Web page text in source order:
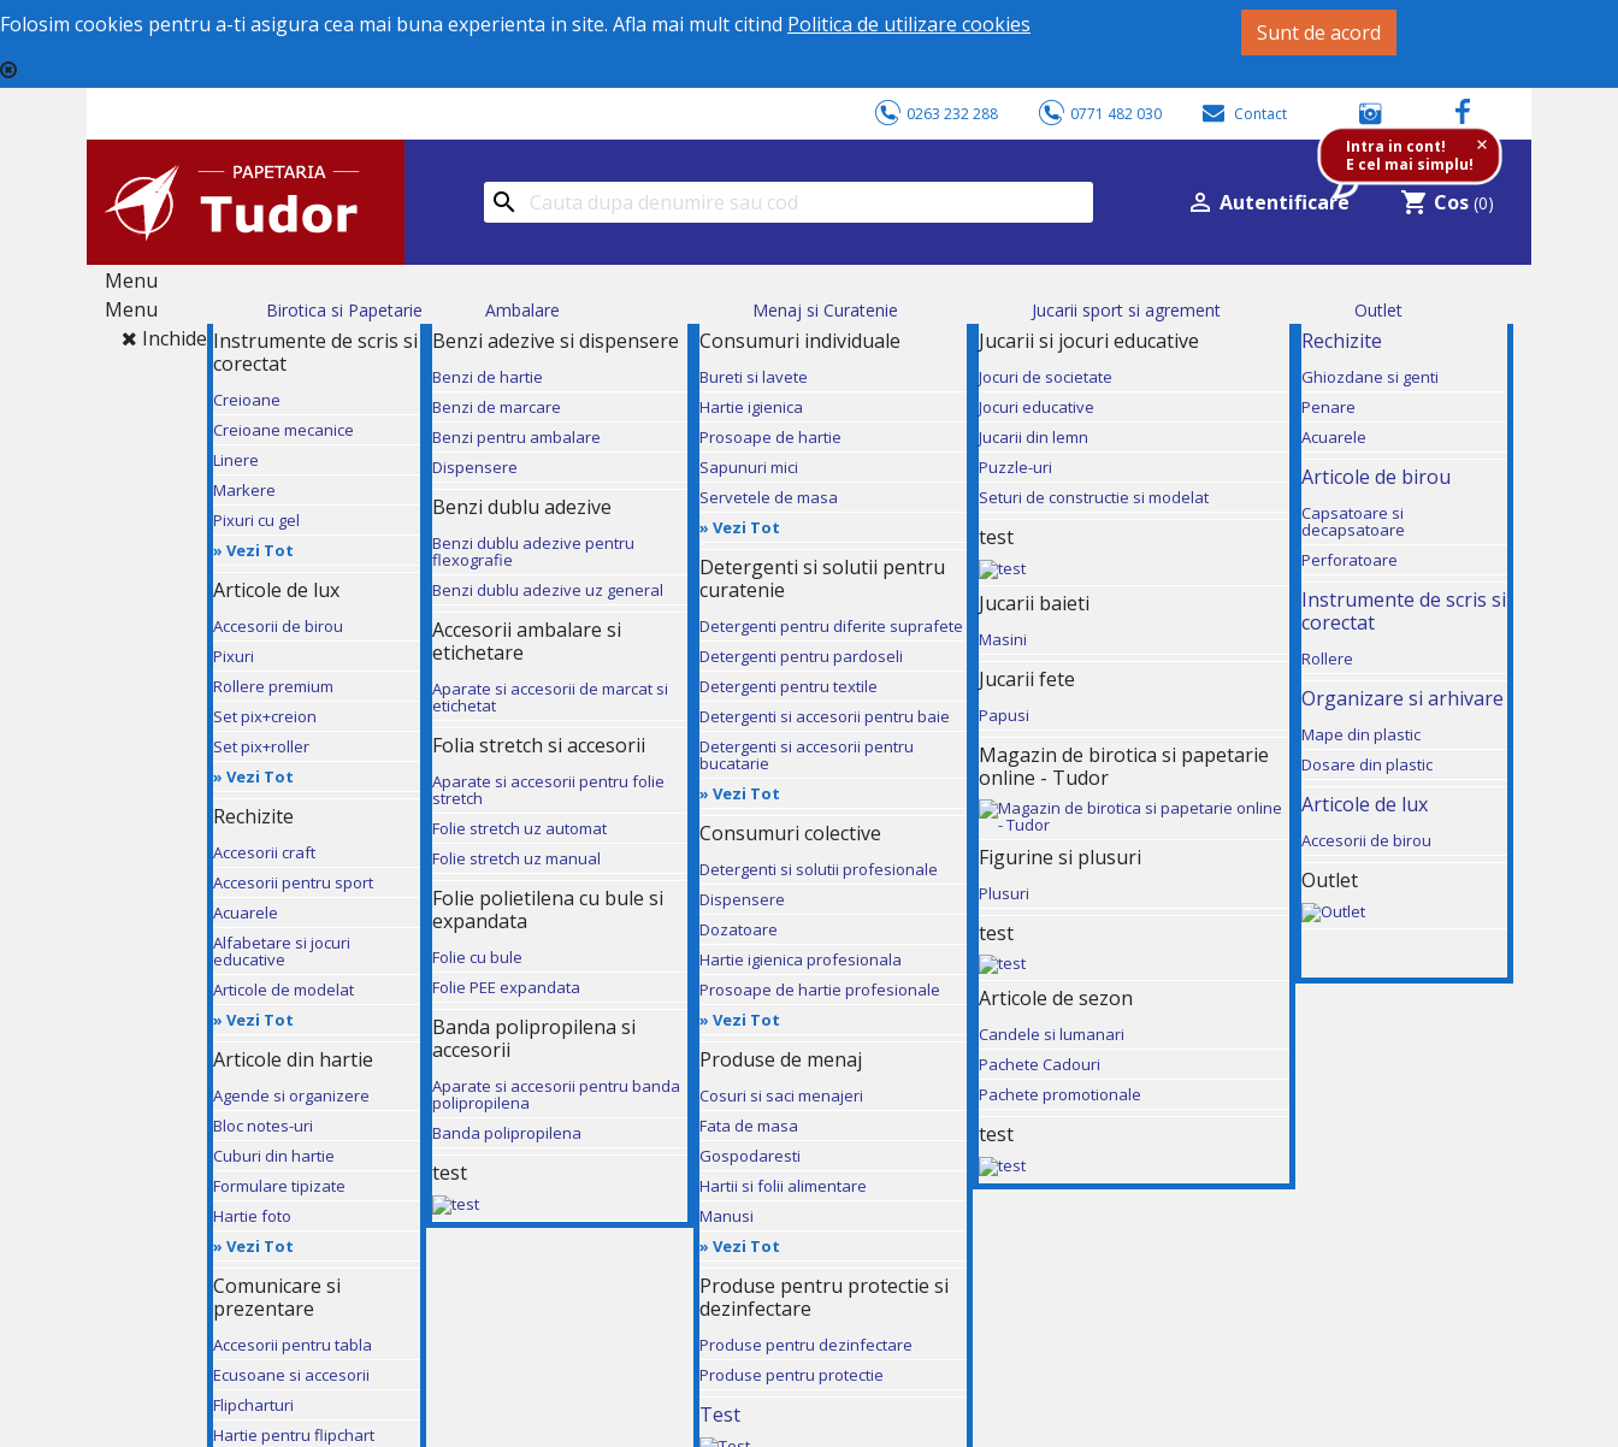
Folosim cookies pentru a-ti asigura cea mai buna experienta in site. Afla mai mult citind Politica de utilizare cookies Sunt de acord
0263 232 288 0771 482 030 Contact

Intra in cont!
E cel mai simplu!
+
 Autentificare shopping_cart Cos (0)
Menu
Menu
Inchide
Birotica si Papetarie
Instrumente de scris si
corectat
Creioane
Creioane mecanice
Linere
Markere
Pixuri cu gel
» Vezi Tot
Articole de lux
Accesorii de birou
Pixuri
Rollere premium
Set pix+creion
Set pix+roller
» Vezi Tot
Rechizite
Accesorii craft
Accesorii pentru sport
Acuarele
Alfabetare si jocuri
educative
Articole de modelat
» Vezi Tot
Articole din hartie
Agende si organizere
Bloc notes-uri
Cuburi din hartie
Formulare tipizate
Hartie foto
» Vezi Tot
Comunicare si
prezentare
Accesorii pentru tabla
Ecusoane si accesorii
Flipcharturi
Hartie pentru flipchart
Ambalare
Benzi adezive si dispensere
Benzi de hartie
Benzi de marcare
Benzi pentru ambalare
Dispensere
Benzi dublu adezive
Benzi dublu adezive pentru
flexografie
Benzi dublu adezive uz general
Accesorii ambalare si
etichetare
Aparate si accesorii de marcat si
etichetat
Folia stretch si accesorii
Aparate si accesorii pentru folie
stretch
Folie stretch uz automat
Folie stretch uz manual
Folie polietilena cu bule si
expandata
Folie cu bule
Folie PEE expandata
Banda polipropilena si
accesorii
Aparate si accesorii pentru banda
polipropilena
Banda polipropilena
test
Menaj si Curatenie
Consumuri individuale
Bureti si lavete
Hartie igienica
Prosoape de hartie
Sapunuri mici
Servetele de masa
» Vezi Tot
Detergenti si solutii pentru
curatenie
Detergenti pentru diferite suprafete
Detergenti pentru pardoseli
Detergenti pentru textile
Detergenti si accesorii pentru baie
Detergenti si accesorii pentru
bucatarie
» Vezi Tot
Consumuri colective
Detergenti si solutii profesionale
Dispensere
Dozatoare
Hartie igienica profesionala
Prosoape de hartie profesionale
» Vezi Tot
Produse de menaj
Cosuri si saci menajeri
Fata de masa
Gospodaresti
Hartii si folii alimentare
Manusi
» Vezi Tot
Produse pentru protectie si
dezinfectare
Produse pentru dezinfectare
Produse pentru protectie
Test
Jucarii sport si agrement
Jucarii si jocuri educative
Jocuri de societate
Jocuri educative
Jucarii din lemn
Puzzle-uri
Seturi de constructie si modelat
test
Jucarii baieti
Masini
Jucarii fete
Papusi
Magazin de birotica si papetarie
online - Tudor
Figurine si plusuri
Plusuri
test
Articole de sezon
Candele si lumanari
Pachete Cadouri
Pachete promotionale
test
Outlet
Rechizite
Ghiozdane si genti
Penare
Acuarele
Articole de birou
Capsatoare si
decapsatoare
Perforatoare
Instrumente de scris si
corectat
Rollere
Organizare si arhivare
Mape din plastic
Dosare din plastic
Articole de lux
Accesorii de birou
Outlet